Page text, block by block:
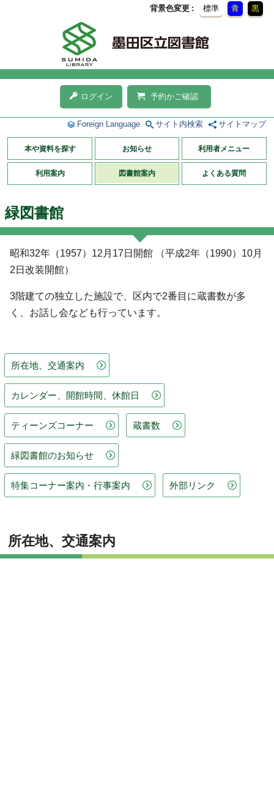
背景色変更 標準 青 黒
ログイン 予約かご確認
Foreign Language サイト内検索 サイトマップ
本や資料を探す お知らせ 利用者メニュー
利用案内 図書館案内 よくある質問
緑図書館
昭和32年（1957）12月17日開館 （平成2年（1990）10月
2日改装開館）
3階建ての独立した施設で、区内で2番目に蔵書数が多
く、お話し会なども行っています。
所在地、交通案内
カレンダー、開館時間、休館日
ティーンズコーナー 蔵書数
緑図書館のお知らせ
特集コーナー案内・行事案内 外部リンク
所在地、交通案内